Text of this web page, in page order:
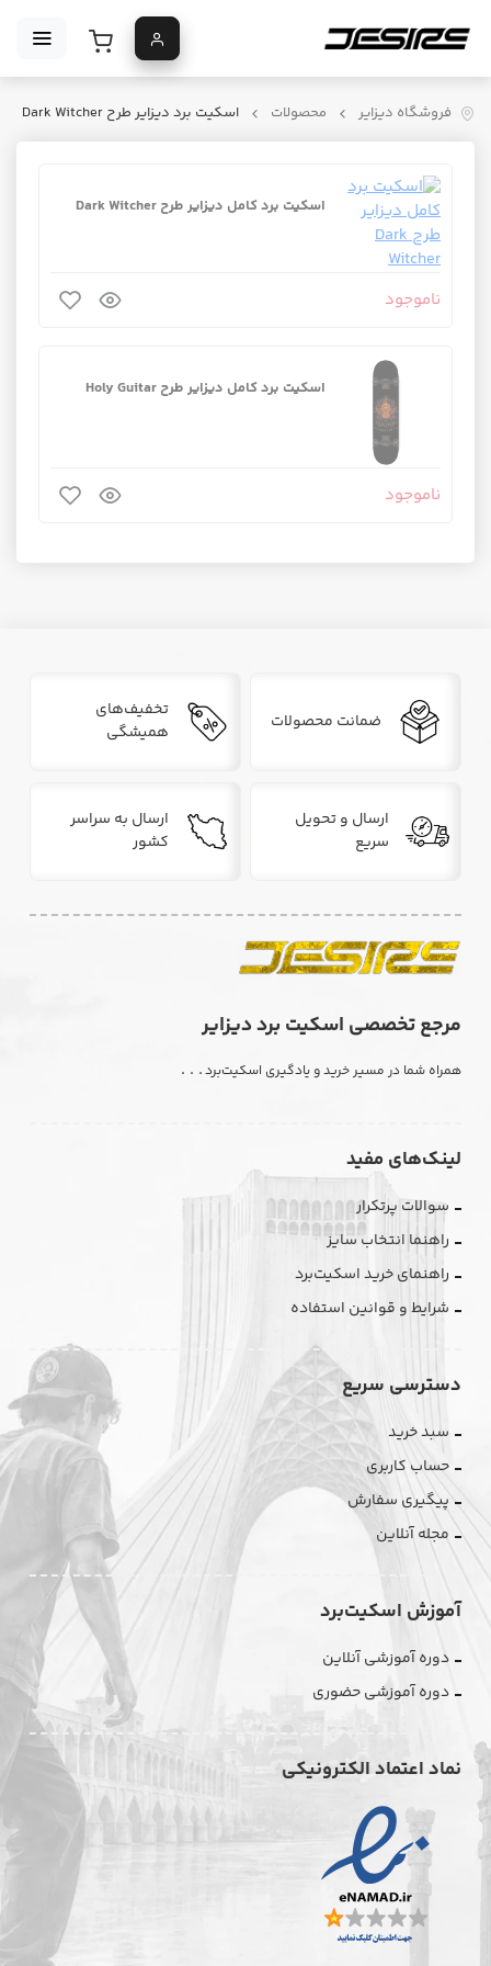
فروشگاه دیزایر محصولات اسکیت برد دیزایر طرح Dark Witcher
اسکیت برد کامل دیزایر طرح Dark Witcher
ناموجود
اسکیت برد کامل دیزایر طرح Holy Guitar
ناموجود
ضمانت محصولات
تخفیف‌های
همیشگی
ارسال و تحویل
سریع
ارسال به سراسر
کشور
مرجع تخصصی اسکیت برد دیزایر
همراه شما در مسیر خرید و یادگیری اسکیت‌برد. . .
لینک‌های مفید
سوالات پرتکرار
راهنما انتخاب سایز
راهنمای خرید اسکیت‌برد
شرایط و قوانین استفاده
دسترسی سریع
سبد خرید
حساب کاربری
پیگیری سفارش
مجله آنلاین
آموزش اسکیت‌برد
دوره آموزشی آنلاین
دوره آموزشی حضوری
نماد اعتماد الکترونیکی